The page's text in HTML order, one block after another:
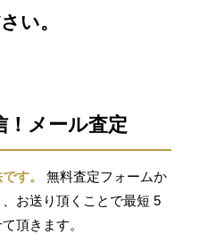
い。
！メール査定
す。
無料査定フォームか
お送り頂くことで最短 5
頂きます。